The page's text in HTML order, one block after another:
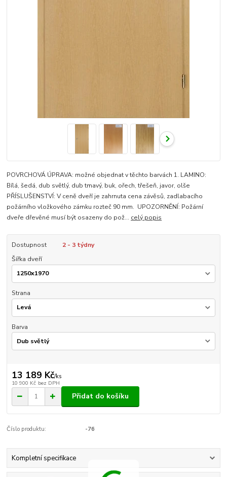
POVRCHOVÁ ÚPRAVA: možné objednat v těchto barvách 1. LAMINO:
Bílá, šedá, dub světlý, dub tmavý, buk, ořech, třešeň, javor, olše
PŘÍSLUŠENSTVÍ: V ceně dveří je zahrnuta cena závěsů, zadlabacího
požárního vložkového zámku rozteč 90 mm. UPOZORNĚNÍ: Požární
dveře dřevěné musí být osazeny do pož... celý popis
Dostupnost
2 - 3 týdny
Šířka dveří
Strana
Barva
13 189 Kč/ks
10 900 Kč bez DPH
Přidat do košíku
Číslo produktu: -76
Kompletní specifikace